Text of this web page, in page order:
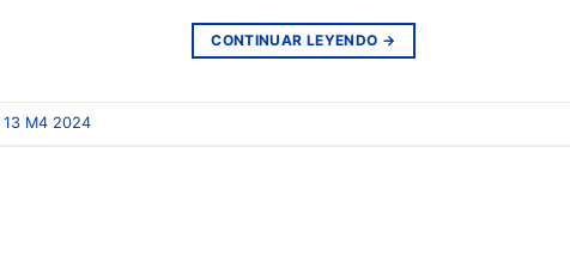
CONTINUAR LEYENDO →
13 M4 2024